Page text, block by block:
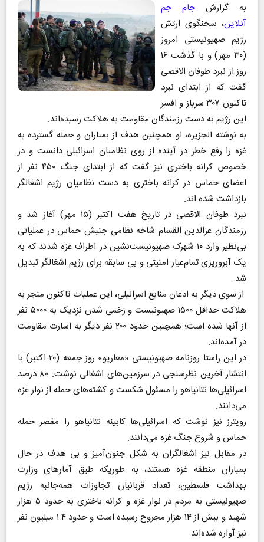
به گزارشجام جم
آنلاین، سخنگوی ارتش
رژیم صهیونیستی امروز
(۳۰ مهر) و با گذشت ۱۶
روز از نبرد طوفان الاقصی
گفت که از ابتدای نبرد
تاکنون ۳۰۷ سرباز و افسر
این رژیم به دست رزمندگان مقاومت به هلاکت رسیده‌اند.
به نوشته الجزیره، او همچنین هدف از بمباران و حمله گسترده به
غزه را رفع خطر در آینده از روی نظامیان اسرائیلی دانست و در
خصوص کرانه باختری نیز گفت که از ابتدای جنگ ۴۵۰ نفر از
اعضای حماس در کرانه باختری به دست نظامیان رژیم اشغالگر
بازداشت شده اند.
نبرد طوفان الاقصی در تاریخ هفت اکتبر (۱۵ مهر) آغاز شد و
رزمندگان عزالدین القسام شاخه نظامی جنبش حماس در عملیاتی
بی‌نظیر وارد ۱۰ شهرک صهیونیست‌نشین در اطراف غزه شدند که به
یک آبروریزی تمام‌عیار امنیتی و بی سابقه برای رژیم اشغالگر تبدیل
شد.
از سوی دیگر به اذعان منابع اسرائیلی، این عملیات تاکنون منجر به
هلاکت حداقل ۱۵۰۰ صهیونیست و زخمی شدن نزدیک به ۵۰۰۰ نفر
از آنها شده است؛ همچنین حدود ۲۰۰ نفر دیگر به اسارت مقاومت
در آمده‌اند.
در این راستا روزنامه صهیونیستی «معاریو» روز جمعه (۲۰ اکتبر) با
انتشار آخرین نظرسنجی در سرزمین‌های اشغالی نوشت: ۸۰ درصد
اسرائیلی‌ها نتانیاهو را مسئول شکست و کشته‌های حمله از نوار غزه
می‌دانند.
رویترز نیز نوشت که اسرائیلی‌ها کابینه نتانیاهو را مقصر حمله
حماس و شروع جنگ غزه می‌دانند.
در مقابل نیز اشغالگران به شکل جنون‌آمیز و بی هدف در حال
بمباران منطقه غزه هستند، به طوریکه طبق آمارهای وزارت
بهداشت فلسطین، تعداد قربانیان تجاوزات همه‌جانبه رژیم
صهیونیستی به مردم در نوار غزه و کرانه باختری به حدود ۵ هزار
شهید و بیش از ۱۴ هزار مجروح رسیده است و حدود ۱.۴ میلیون نفر
نیز آواره شده‌اند.